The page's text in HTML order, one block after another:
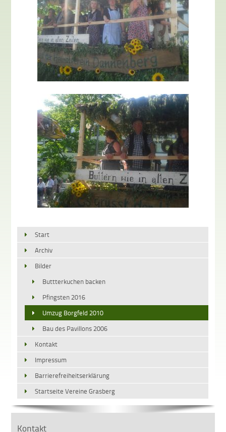
Start
Archiv
Bilder
Buttterkuchen backen
Pfingsten 2016
Umzug Borgfeld 2010
Bau des Pavillons 2006
Kontakt
Impressum
Barrierefreiheitserklärung
Startseite Vereine Grasberg
Kontakt